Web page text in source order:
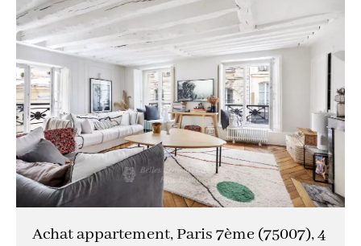
Achat appartement, Paris 7ème (75007), 4